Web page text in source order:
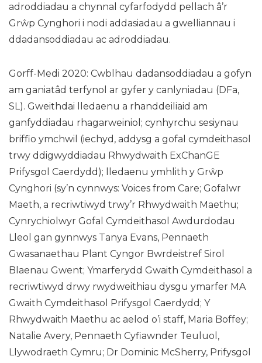
adroddiadau a chynnal cyfarfodydd pellach â’r
Grŵp Cynghori i nodi addasiadau a gwelliannau i
ddadansoddiadau ac adroddiadau.
Gorff-Medi 2020: Cwblhau dadansoddiadau a gofyn
am ganiatâd terfynol ar gyfer y canlyniadau (DFa,
SL). Gweithdai lledaenu a rhanddeiliaid am
ganfyddiadau rhagarweiniol; cynhyrchu sesiynau
briffio ymchwil (iechyd, addysg a gofal cymdeithasol
trwy ddigwyddiadau Rhwydwaith ExChanGE
Prifysgol Caerdydd); lledaenu ymhlith y Grŵp
Cynghori (sy’n cynnwys: Voices from Care; Gofalwr
Maeth, a recriwtiwyd trwy’r Rhwydwaith Maethu;
Cynrychiolwyr Gofal Cymdeithasol Awdurdodau
Lleol gan gynnwys Tanya Evans, Pennaeth
Gwasanaethau Plant Cyngor Bwrdeistref Sirol
Blaenau Gwent; Ymarferydd Gwaith Cymdeithasol a
recriwtiwyd drwy rwydweithiau dysgu ymarfer MA
Gwaith Cymdeithasol Prifysgol Caerdydd; Y
Rhwydwaith Maethu ac aelod o’i staff, Maria Boffey;
Natalie Avery, Pennaeth Cyfiawnder Teuluol,
Llywodraeth Cymru; Dr Dominic McSherry, Prifysgol